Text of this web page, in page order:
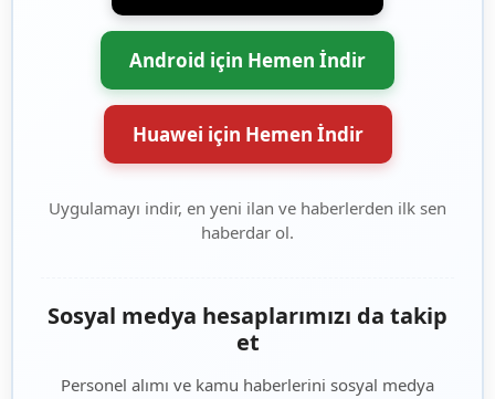
Android için Hemen İndir
Huawei için Hemen İndir
Uygulamayı indir, en yeni ilan ve haberlerden ilk sen
haberdar ol.
Sosyal medya hesaplarımızı da takip
et
Personel alımı ve kamu haberlerini sosyal medya